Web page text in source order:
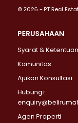
Properti Dijual
Properti Dijual di
Properti Dijual di
Properti Dijual di
Properti Dijual di
Properti Dijual di
Properti Dijual di
© 2026 - PT Real
PERUSAHAAN
Syarat & Ketentuan
Komunitas
Ajukan Konsultasi
Hubungi:
Agen Properti